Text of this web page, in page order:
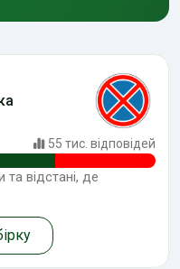
55 тис. відповідей
та відстані, де